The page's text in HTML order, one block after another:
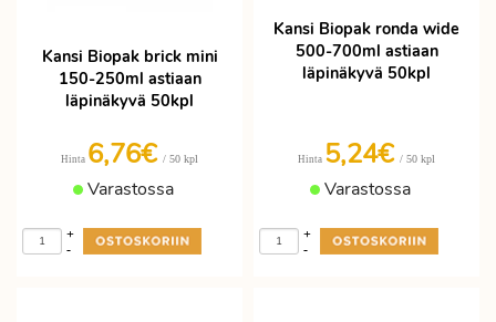
Kansi Biopak brick mini
150-250ml astiaan
läpinäkyvä 50kpl
Hinta 6,76€ / 50 kpl
Varastossa
-
+
Kansi Biopak ronda wide
500-700ml astiaan
läpinäkyvä 50kpl
Hinta 5,24€ / 50 kpl
Varastossa
-
+